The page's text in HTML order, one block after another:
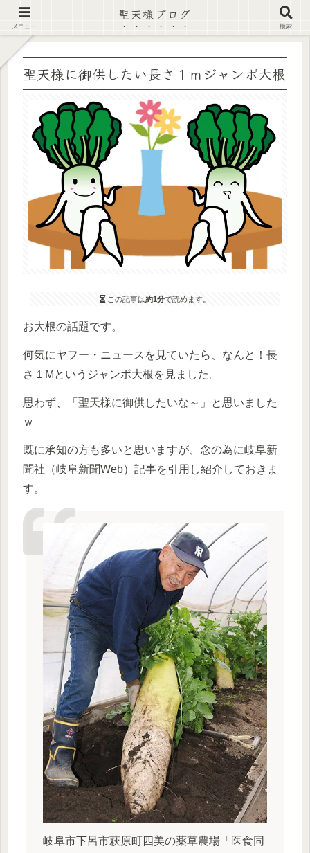
【注意喚起】偽サイト及び偽情報に注意 ▶確認する◀
聖天様に御供したい長さ１ｍジャンボ大根
この記事は約1分で読めます。
お大根の話題です。
何気にヤフー・ニュースを見ていたら、なんと！長
さ１Mというジャンボ大根を見ました。
思わず、「聖天様に御供したいな～」と思いました
ｗ
既に承知の方も多いと思いますが、念の為に岐阜新
聞社（岐阜新聞Web）記事を引用し紹介しておきま
す。
岐阜市下呂市萩原町四美の薬草農場「医食同
メニュー
聖天様ブログ
検索